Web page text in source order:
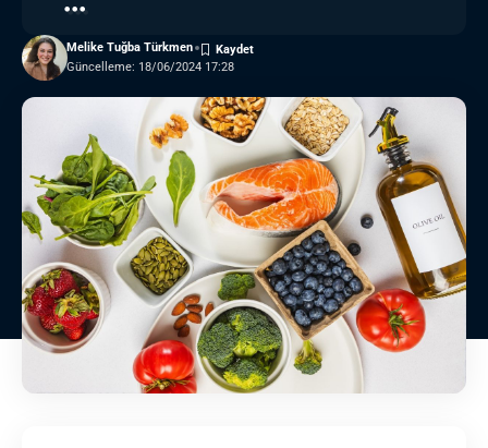
Güncelleme: 18/06/2024 17:28
Melike Tuğba Türkmen